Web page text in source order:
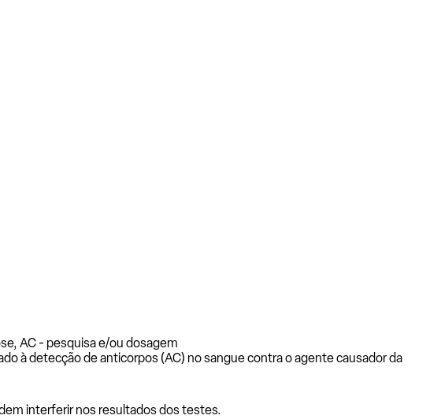
AC - pesquisa e/ou dosagem
à detecção de anticorpos (AC) no sangue contra o agente causador da
interferir nos resultados dos testes.